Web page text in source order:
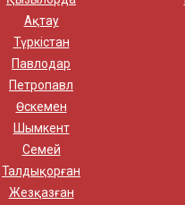
Ақтау
Түркістан
Павлодар
Петропавл
Өскемен
Шымкент
Семей
Талдықорған
Жезқазған